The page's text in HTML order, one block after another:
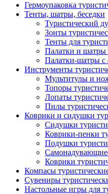
Гермоупаковка
Тенты, шатры, беседки
Туристический
Зонты
Тенты для
Палатки и шатры
Палатки-шатры с
Инструменты
Мультитулы и
Топоры
Лопаты
Пилы
Коврики и сидушки
Сидушки
Коврики-пенки
Подушки
Коврики
Компасы
Сувениры
Настольные игры для